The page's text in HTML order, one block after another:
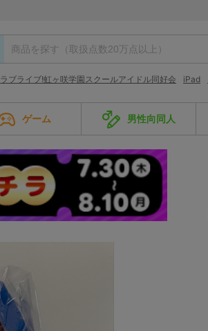
ラブライブ!虹ヶ咲学園スクールアイドル同好会 iPad
ゲーム 男性向同人